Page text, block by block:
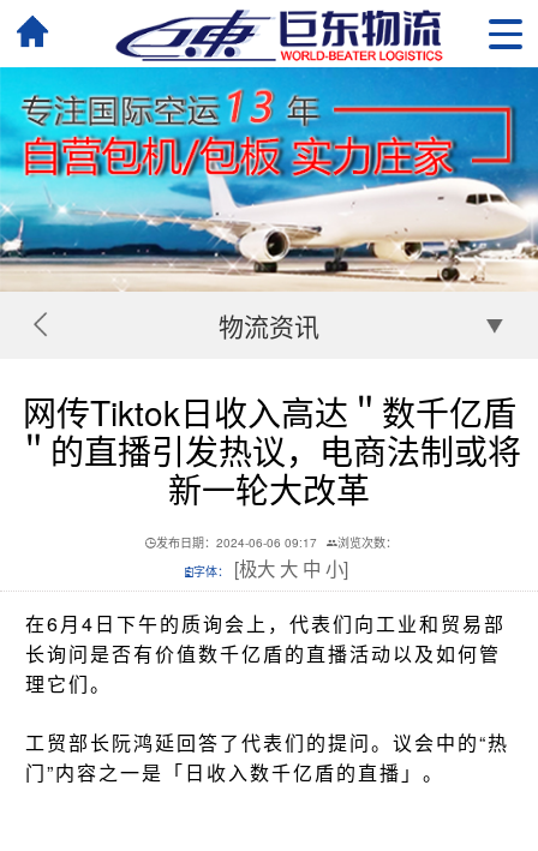
物流资讯
网传Tiktok日收入高达＂数千亿盾
＂的直播引发热议，电商法制或将
新一轮大改革
发布日期：2024-06-06 09:17
浏览次数：
字体：
[极大 大 中 小]
在6月4日下午的质询会上，代表们向工业和贸易部
长询问是否有价值数千亿盾的直播活动以及如何管
理它们。
工贸部长阮鸿延回答了代表们的提问。议会中的“热
门”内容之一是「日收入数千亿盾的直播」。